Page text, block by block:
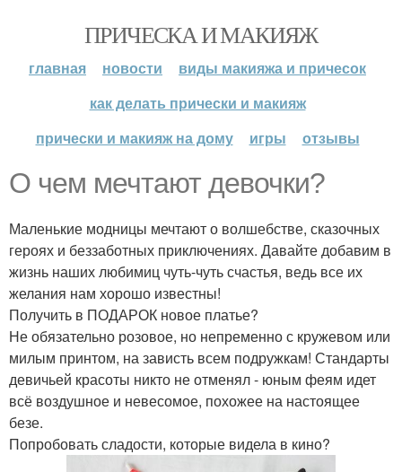
ПРИЧЕСКА И МАКИЯЖ
главная новости
виды макияжа и причесок
как делать прически и макияж
прически и макияж на дому
игры отзывы
О чем мечтают девочки?
Маленькие модницы мечтают о волшебстве, сказочных
героях и беззаботных приключениях. Давайте добавим в
жизнь наших любимиц чуть-чуть счастья, ведь все их
желания нам хорошо известны!
Получить в ПОДАРОК новое платье?
Не обязательно розовое, но непременно с кружевом или
милым принтом, на зависть всем подружкам! Стандарты
девичьей красоты никто не отменял - юным феям идет
всё воздушное и невесомое, похожее на настоящее
безе.
Попробовать сладости, которые видела в кино?